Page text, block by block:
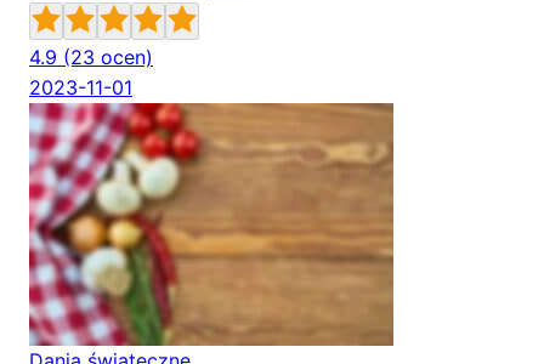
4.9 (23 ocen)
2023-11-01